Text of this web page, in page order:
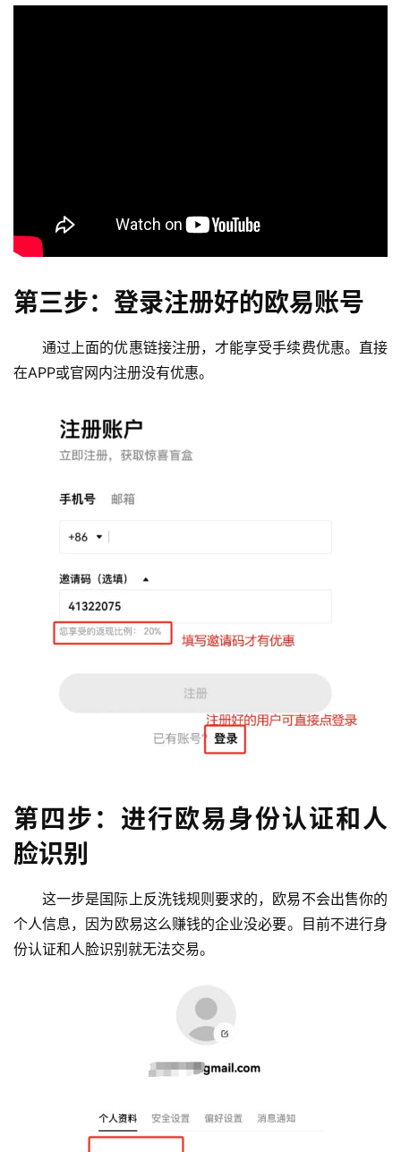
第三步：登录注册好的欧易账号
通过上面的优惠链接注册，才能享受手续费优惠。直接
在APP或官网内注册没有优惠。
第四步：进行欧易身份认证和人
脸识别
这一步是国际上反洗钱规则要求的，欧易不会出售你的
个人信息，因为欧易这么赚钱的企业没必要。目前不进行身
份认证和人脸识别就无法交易。